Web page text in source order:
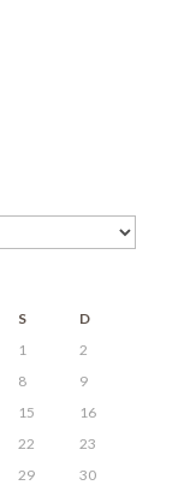
S
D
1
2
8
9
15
16
22
23
29
30